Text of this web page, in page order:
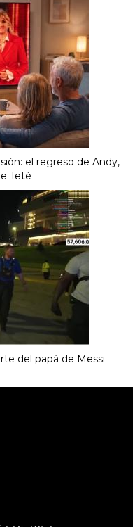
el regreso de Andy,
Teté
del papá de Messi